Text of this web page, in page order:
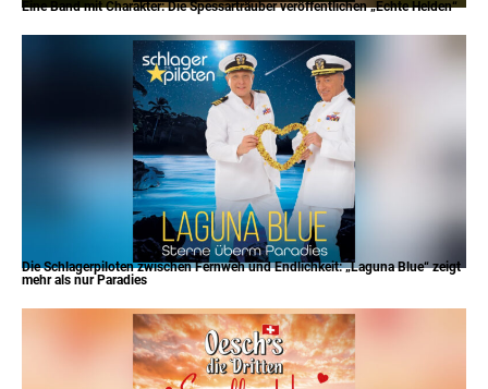
Eine Band mit Charakter: Die Spessarträuber veröffentlichen „Echte Helden“
Die Schlagerpiloten zwischen Fernweh und Endlichkeit: „Laguna Blue“ zeigt
mehr als nur Paradies